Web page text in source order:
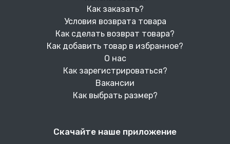
Как заказать?
Условия возврата товара
Как сделать возврат товара?
Как добавить товар в избранное?
О нас
Как зарегистрироваться?
Вакансии
Как выбрать размер?
Скачайте наше приложение